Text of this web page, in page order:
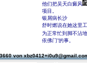
他们把吴天白癜风
项目。
银屑病长沙
舒时燃说在她这里
为正常忙到脚不沾
依佛门”的事。
von